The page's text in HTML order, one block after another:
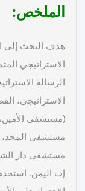
الملخص:
هدف البحث إلى
الاستراتيجي
الرسالة
الاستراتيجي،
(مستشفى الأمين،
مستشفى المجد،
مستشفى دار
إب اليمن. استخدم